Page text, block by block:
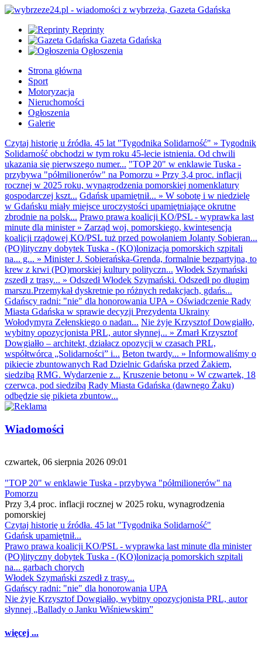
Reprinty
Gazeta Gdańska
Ogłoszenia
Strona główna
Sport
Motoryzacja
Nieruchomości
Ogłoszenia
Galerie
Czytaj historię u źródła. 45 lat "Tygodnika Solidarność" » Tygodnik
Solidarność obchodzi w tym roku 45-lecie istnienia. Od chwili
ukazania się pierwszego numer... "TOP 20" w enklawie Tuska -
przybywa "półmilionerów" na Pomorzu » Przy 3,4 proc. inflacji
rocznej w 2025 roku, wynagrodzenia pomorskiej nomenklatury
gospodarczej kszt... Gdańsk upamiętnił... » W sobotę i w niedzielę
w Gdańsku miały miejsce uroczystości upamiętniające okrutne
zbrodnie na polsk... Prawo prawa koalicji KO/PSL - wyprawka last
minute dla minister» Zarząd woj. pomorskiego, kwintesencja
koalicji rządowej KO/PSL tuż przed powołaniem Jolanty Sobieran...
(PO)lityczny dobytek Tuska - (KO)lonizacja pomorskich szpitali
na... g... » Minister J. Sobierańska-Grenda, formalnie bezpartyjna, to
krew z krwi (PO)morskiej kultury polityczn... Włodek Szymański
zszedł z trasy... » Odszedł Włodek Szymański. Odszedł po długim
marszu.Przemykał dyskretnie po różnych redakcjach, gdańs...
Gdańscy radni: "nie" dla honorowania UPA » Oświadczenie Rady
Miasta Gdańska w sprawie decyzji Prezydenta Ukrainy
Wołodymyra Zełenskiego o nadan... Nie żyje Krzysztof Dowgiałło,
wybitny opozycjonista PRL, autor słynnej... » Zmarł Krzysztof
Dowgiałło – architekt, działacz opozycji w czasach PRL,
współtwórca „Solidarności” i... Beton twardy... » Informowaliśmy o
pikiecie zbuntowanych Rad Dzielnic Gdańska przed Żakiem,
siedzibą RMG. Wydarzenie z... Kruszenie betonu » W czwartek, 18
czerwca, pod siedzibą Rady Miasta Gdańska (dawnego Żaku)
odbędzie się pikieta zbuntow...
Wiadomości
czwartek, 06 sierpnia 2026 09:01
"TOP 20" w enklawie Tuska - przybywa "półmilionerów" na
Pomorzu
Przy 3,4 proc. inflacji rocznej w 2025 roku, wynagrodzenia
pomorskiej
Czytaj historię u źródła. 45 lat "Tygodnika Solidarność"
Gdańsk upamiętnił...
Prawo prawa koalicji KO/PSL - wyprawka last minute dla minister
(PO)lityczny dobytek Tuska - (KO)lonizacja pomorskich szpitali
na... garbach chorych
Włodek Szymański zszedł z trasy...
Gdańscy radni: "nie" dla honorowania UPA
Nie żyje Krzysztof Dowgiałło, wybitny opozycjonista PRL, autor
słynnej „Ballady o Janku Wiśniewskim”
więcej ...